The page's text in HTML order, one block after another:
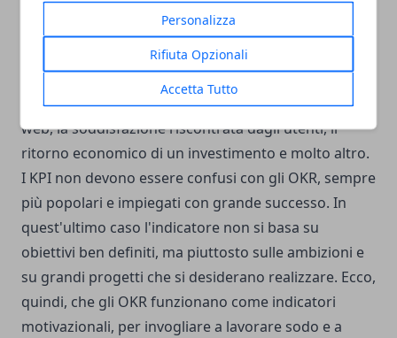
Personalizza
Rifiuta Opzionali
Accetta Tutto
criteri, gli obiettivi si possono progettare con
maggiore sicurezza. Tramite questo indicatore si
possono misurare, ad esempio, profitti, perdite, il
numero dei clienti acquisiti, il costo relativo
all'acquisizione di un singolo cliente, il traffico sul
web, la soddisfazione riscontrata dagli utenti, il
ritorno economico di un investimento e molto altro.
I KPI non devono essere confusi con gli OKR, sempre
più popolari e impiegati con grande successo. In
quest'ultimo caso l'indicatore non si basa su
obiettivi ben definiti, ma piuttosto sulle ambizioni e
su grandi progetti che si desiderano realizzare. Ecco,
quindi, che gli OKR funzionano come indicatori
motivazionali, per invogliare a lavorare sodo e a